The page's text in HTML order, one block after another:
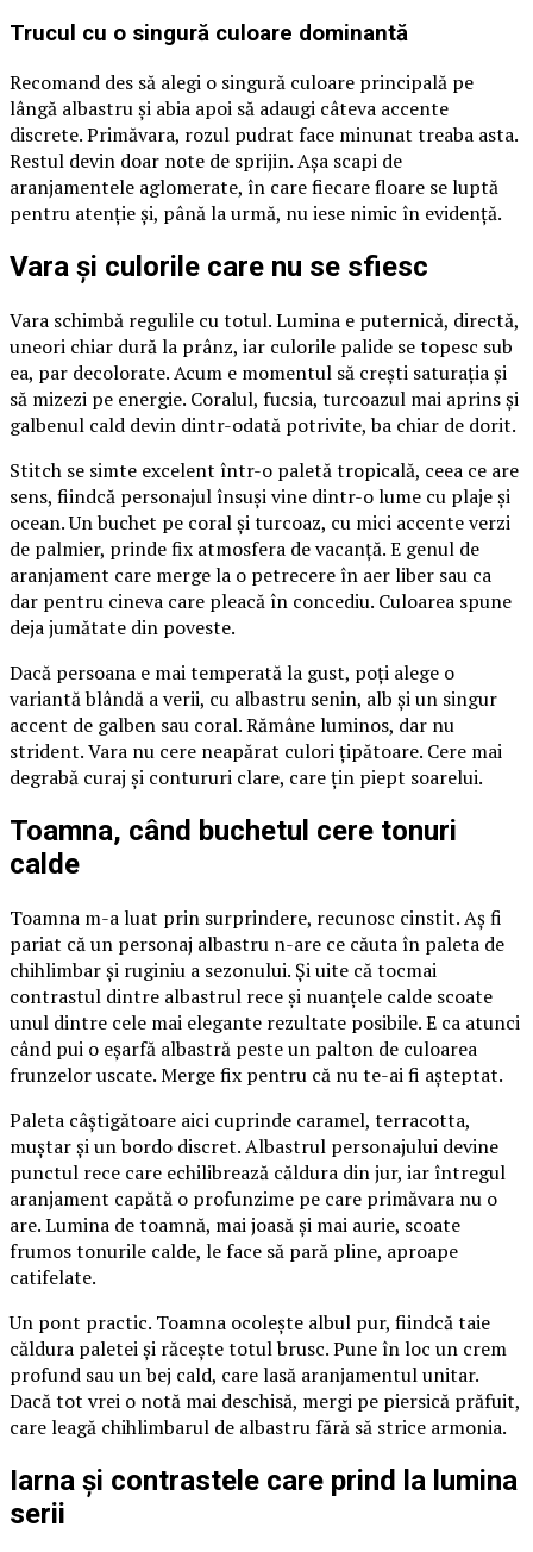
Trucul cu o singură culoare dominantă
Recomand des să alegi o singură culoare principală pe
lângă albastru și abia apoi să adaugi câteva accente
discrete. Primăvara, rozul pudrat face minunat treaba asta.
Restul devin doar note de sprijin. Așa scapi de
aranjamentele aglomerate, în care fiecare floare se luptă
pentru atenție și, până la urmă, nu iese nimic în evidență.
Vara și culorile care nu se sfiesc
Vara schimbă regulile cu totul. Lumina e puternică, directă,
uneori chiar dură la prânz, iar culorile palide se topesc sub
ea, par decolorate. Acum e momentul să crești saturația și
să mizezi pe energie. Coralul, fucsia, turcoazul mai aprins și
galbenul cald devin dintr-odată potrivite, ba chiar de dorit.
Stitch se simte excelent într-o paletă tropicală, ceea ce are
sens, fiindcă personajul însuși vine dintr-o lume cu plaje și
ocean. Un buchet pe coral și turcoaz, cu mici accente verzi
de palmier, prinde fix atmosfera de vacanță. E genul de
aranjament care merge la o petrecere în aer liber sau ca
dar pentru cineva care pleacă în concediu. Culoarea spune
deja jumătate din poveste.
Dacă persoana e mai temperată la gust, poți alege o
variantă blândă a verii, cu albastru senin, alb și un singur
accent de galben sau coral. Rămâne luminos, dar nu
strident. Vara nu cere neapărat culori țipătoare. Cere mai
degrabă curaj și contururi clare, care țin piept soarelui.
Toamna, când buchetul cere tonuri
calde
Toamna m-a luat prin surprindere, recunosc cinstit. Aș fi
pariat că un personaj albastru n-are ce căuta în paleta de
chihlimbar și ruginiu a sezonului. Și uite că tocmai
contrastul dintre albastrul rece și nuanțele calde scoate
unul dintre cele mai elegante rezultate posibile. E ca atunci
când pui o eșarfă albastră peste un palton de culoarea
frunzelor uscate. Merge fix pentru că nu te-ai fi așteptat.
Paleta câștigătoare aici cuprinde caramel, terracotta,
muștar și un bordo discret. Albastrul personajului devine
punctul rece care echilibrează căldura din jur, iar întregul
aranjament capătă o profunzime pe care primăvara nu o
are. Lumina de toamnă, mai joasă și mai aurie, scoate
frumos tonurile calde, le face să pară pline, aproape
catifelate.
Un pont practic. Toamna ocolește albul pur, fiindcă taie
căldura paletei și răcește totul brusc. Pune în loc un crem
profund sau un bej cald, care lasă aranjamentul unitar.
Dacă tot vrei o notă mai deschisă, mergi pe piersică prăfuit,
care leagă chihlimbarul de albastru fără să strice armonia.
Iarna și contrastele care prind la lumina
serii